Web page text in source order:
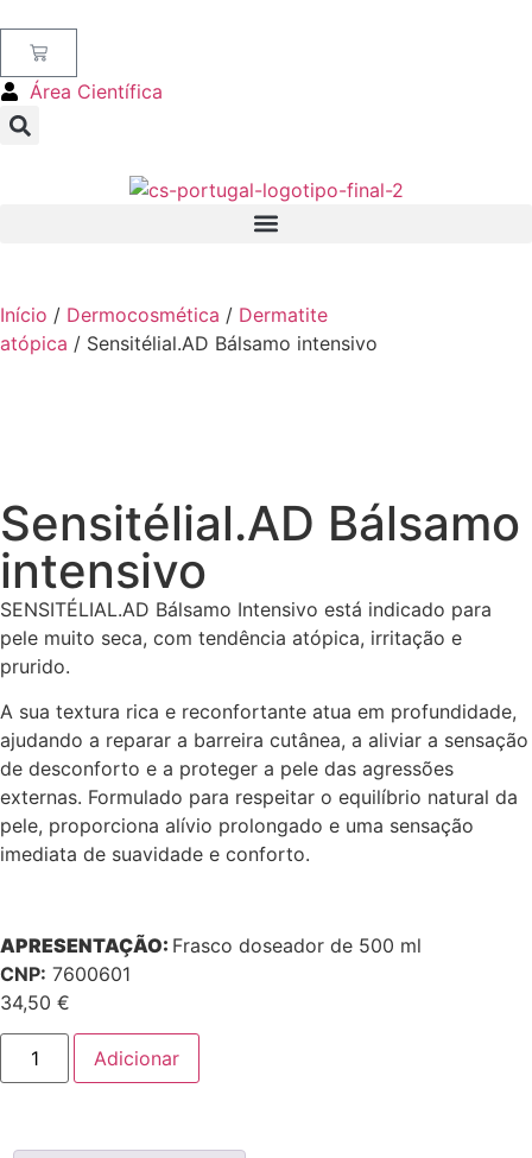
Área Científica
Início / Dermocosmética / Dermatite
atópica / Sensitélial.AD Bálsamo intensivo
Sensitélial.AD Bálsamo
intensivo
SENSITÉLIAL.AD Bálsamo Intensivo está indicado para
pele muito seca, com tendência atópica, irritação e
prurido.
A sua textura rica e reconfortante atua em profundidade,
ajudando a reparar a barreira cutânea, a aliviar a sensação
de desconforto e a proteger a pele das agressões
externas. Formulado para respeitar o equilíbrio natural da
pele, proporciona alívio prolongado e uma sensação
imediata de suavidade e conforto.
APRESENTAÇÃO: Frasco doseador de 500 ml
CNP: 7600601
34,50 €
Adicionar